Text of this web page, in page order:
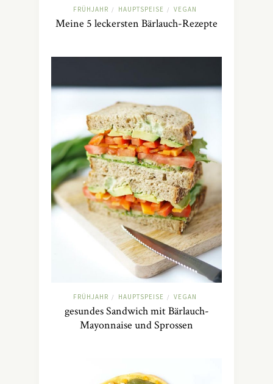
FRÜHJAHR / HAUPTSPEISE / VEGAN
Meine 5 leckersten Bärlauch-Rezepte
FRÜHJAHR / HAUPTSPEISE / VEGAN
gesundes Sandwich mit Bärlauch-
Mayonnaise und Sprossen